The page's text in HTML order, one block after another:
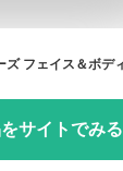
サイトでみる